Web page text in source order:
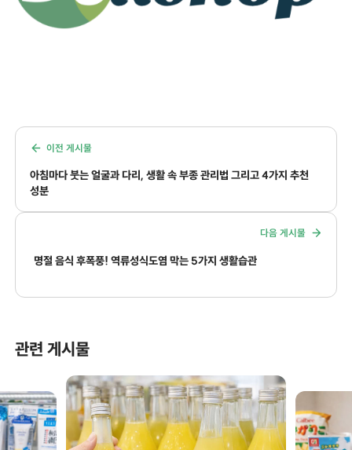
이전 게시물
아침마다 붓는 얼굴과 다리, 생활 속 부종 관리법 그리고 4가지 추천
성분
다음 게시물
명절 음식 후폭풍! 역류성식도염 막는 5가지 생활습관
관련 게시물